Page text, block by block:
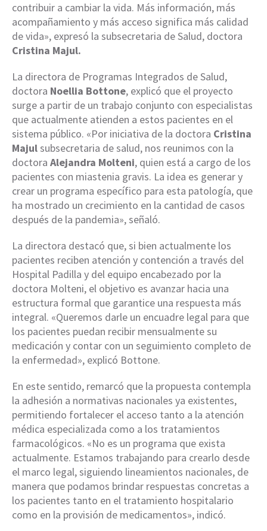
contribuir a cambiar la vida. Más información, más
acompañamiento y más acceso significa más calidad
de vida», expresó la subsecretaria de Salud, doctora
Cristina Majul.
La directora de Programas Integrados de Salud,
doctora Noellia Bottone, explicó que el proyecto
surge a partir de un trabajo conjunto con especialistas
que actualmente atienden a estos pacientes en el
sistema público. «Por iniciativa de la doctora Cristina
Majulsubsecretaria de salud, nos reunimos con la
doctora Alejandra Molteni, quien está a cargo de los
pacientes con miastenia gravis. La idea es generar y
crear un programa específico para esta patología, que
ha mostrado un crecimiento en la cantidad de casos
después de la pandemia», señaló.
La directora destacó que, si bien actualmente los
pacientes reciben atención y contención a través del
Hospital Padilla y del equipo encabezado por la
doctora Molteni, el objetivo es avanzar hacia una
estructura formal que garantice una respuesta más
integral. «Queremos darle un encuadre legal para que
los pacientes puedan recibir mensualmente su
medicación y contar con un seguimiento completo de
la enfermedad», explicó Bottone.
En este sentido, remarcó que la propuesta contempla
la adhesión a normativas nacionales ya existentes,
permitiendo fortalecer el acceso tanto a la atención
médica especializada como a los tratamientos
farmacológicos. «No es un programa que exista
actualmente. Estamos trabajando para crearlo desde
el marco legal, siguiendo lineamientos nacionales, de
manera que podamos brindar respuestas concretas a
los pacientes tanto en el tratamiento hospitalario
como en la provisión de medicamentos», indicó.